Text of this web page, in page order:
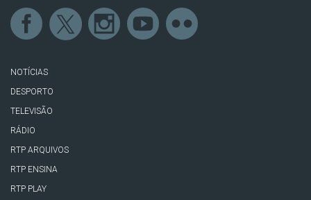
NOTÍCIAS
DESPORTO
TELEVISÃO
RÁDIO
RTP ARQUIVOS
RTP ENSINA
RTP PLAY